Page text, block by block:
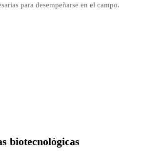
para desempeñarse en el campo.
biotecnológicas